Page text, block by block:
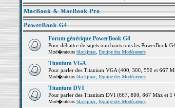
MacBook & MacBook Pro
PowerBook G4
Forum générique PowerBook G4
Pour débattre de sujets touchants tous les PowerBook
Mod�rateurs blackjmac, Equipe des Modérateurs
Titanium VGA
Pour parler des Titanium VGA (400, 500, 550 et 667
Mod�rateurs blackjmac, Equipe des Modérateurs
Titanium DVI
Pour parler des Titanium DVI (667, 800, 867 Mhz et 1
Mod�rateurs blackjmac, Equipe des Modérateurs